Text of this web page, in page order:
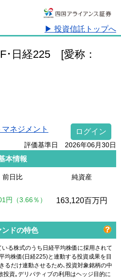
▶ 投資信託トップへ
･日経225 [愛称：
ネジメント ログイン
評価基準日 2026年06月30日
本情報
前日比 純資産
円 （3.66％ ） 163,120百万円
ンドの特色
る株式のうち日経平均株価に採用されて
均株価(日経225)と連動する投資成果を目
るだけ連動させるため､投資対象銘柄の中
資｡デリバティブの利用はヘッジ目的に